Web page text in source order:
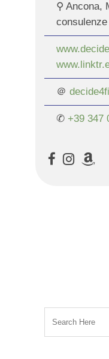
⚲ Ancona,
＠
✆ +39 347